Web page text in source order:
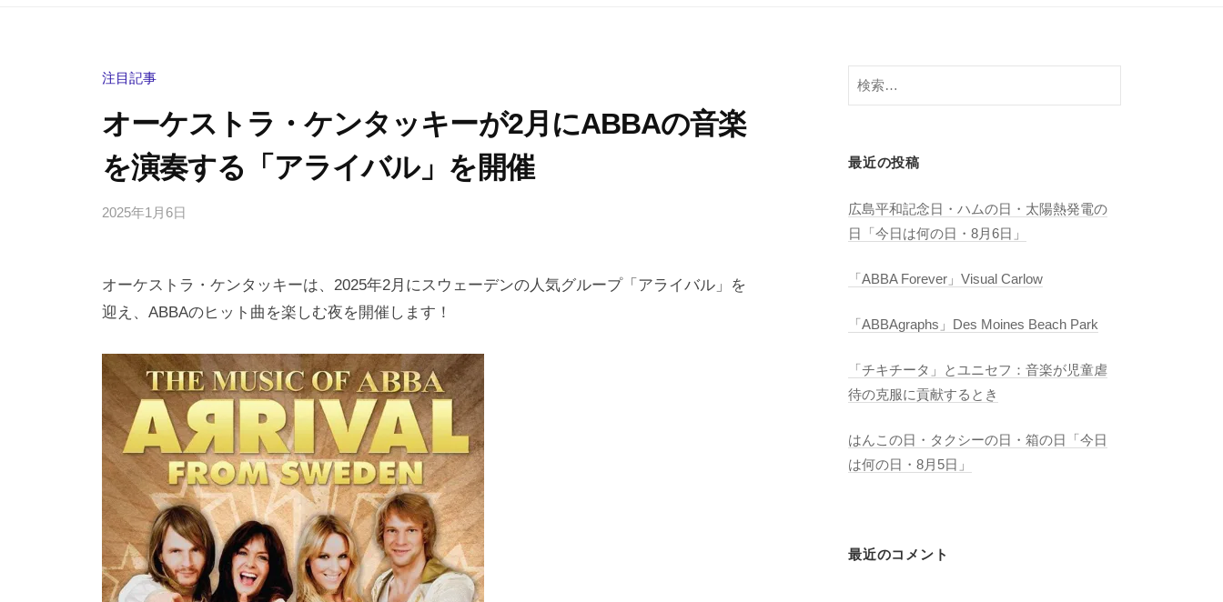
注目記事
オーケストラ・ケンタッキーが2月にABBAの音楽
を演奏する「アライバル」を開催
2025年1月6日
i
g
s
h
i
y
a
m
a
の
コ
ン
ト
オーケストラ・ケンタッキーは、2025年2月にスウェーデンの人気グループ「アライバル」を
迎え、ABBAのヒット曲を楽しむ夜を開催します！
検
索:
最近の投稿
広島平和記念日・ハムの日・太陽熱発電の
日「今日は何の日・8月6日」
「ABBA Forever」Visual Carlow
「ABBAgraphs」Des Moines Beach Park
「チキチータ」とユニセフ：音楽が児童虐
待の克服に貢献するとき
はんこの日・タクシーの日・箱の日「今日
は何の日・8月5日」
最近のコメント